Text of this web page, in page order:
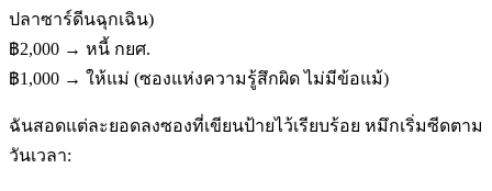
ปลาซาร์ดีนฉุกเฉิน)
฿2,000 → หนี้ กยศ.
฿1,000 → ให้แม่ (ซองแห่งความรู้สึกผิด ไม่มีข้อแม้)
ฉันสอดแต่ละยอดลงซองที่เขียนป้ายไว้เรียบร้อย หมึกเริ่มซีดตาม
วันเวลา: